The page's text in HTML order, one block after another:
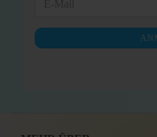
NEWSLETTER-
ANMELDUNG